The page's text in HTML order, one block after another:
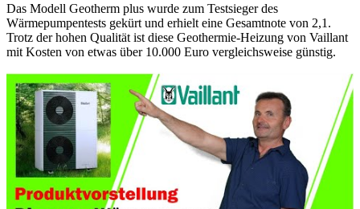
Das Modell Geotherm plus wurde zum Testsieger des
Wärmepumpentests gekürt und erhielt eine Gesamtnote von 2,1.
Trotz der hohen Qualität ist diese Geothermie-Heizung von Vaillant
mit Kosten von etwas über 10.000 Euro vergleichsweise günstig.